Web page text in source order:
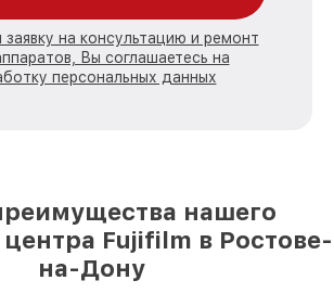
заявку на консультацию и ремонт
Вы соглашаетесь на
персональных данных
нашего
Fujifilm в Ростове-
на-Дону